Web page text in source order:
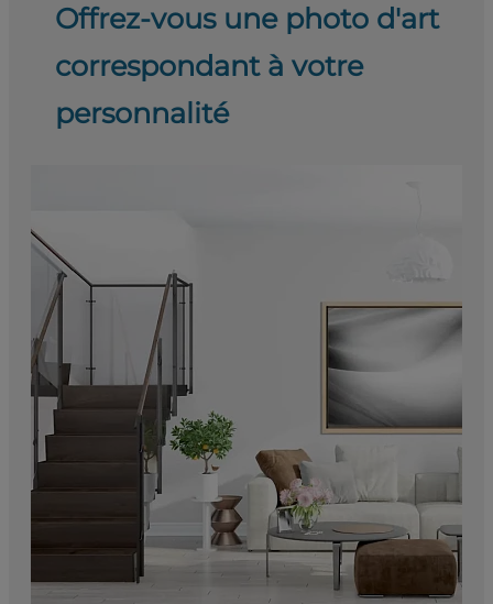
Offrez-vous une photo d'art
correspondant à votre
personnalité